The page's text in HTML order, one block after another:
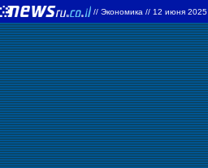
// Экономика // 12 июня 2025